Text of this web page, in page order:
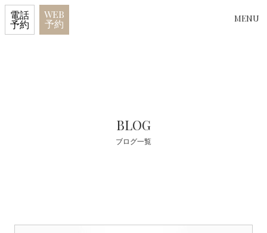
MENU
電話
予約
WEB
予約
BLOG
ブログ一覧